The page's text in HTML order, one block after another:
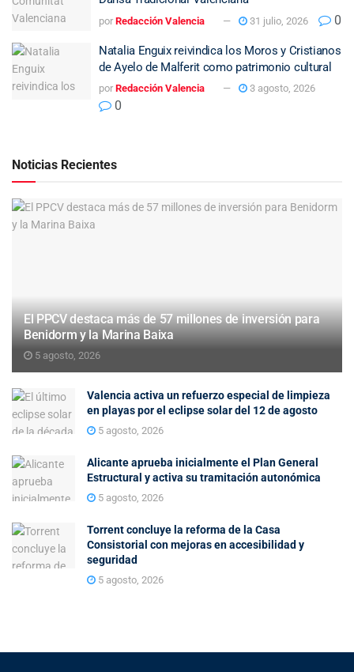
por Redacción Valencia 31 julio, 2026 0
Natalia Enguix reivindica los Moros y Cristianos
de Ayelo de Malferit como patrimonio cultural
por Redacción Valencia 3 agosto, 2026
0
Noticias Recientes
El PPCV destaca más de 57 millones de inversión para
Benidorm y la Marina Baixa
5 agosto, 2026
Valencia activa un refuerzo especial de limpieza
en playas por el eclipse solar del 12 de agosto
5 agosto, 2026
Alicante aprueba inicialmente el Plan General
Estructural y activa su tramitación autonómica
5 agosto, 2026
Torrent concluye la reforma de la Casa
Consistorial con mejoras en accesibilidad y
seguridad
5 agosto, 2026